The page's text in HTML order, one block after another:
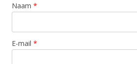
Naam *
E-mail *